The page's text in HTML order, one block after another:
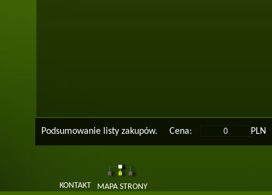
Podsumowanie listy zakupów. Cena: PLN
KONTAKT MAPA STRONY